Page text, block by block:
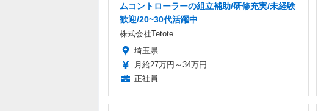
ムコントローラーの組立補助/研修充実/未経験
歓迎/20~30代活躍中
株式会社Tetote
埼玉県
月給27万円～34万円
正社員